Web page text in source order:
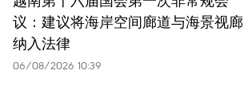
议：建议将海岸空间廊道与海景视廊
纳入法律
06/08/2026 10:39